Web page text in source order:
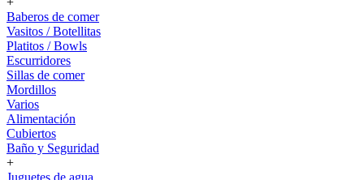
Baberos de comer
Vasitos / Botellitas
Platitos / Bowls
Escurridores
Sillas de comer
Mordillos
Varios
Alimentación
Cubiertos
Baño y Seguridad
+
Juguetes de agua